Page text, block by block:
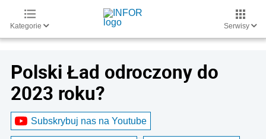
Kategorie Serwisy
Polski Ład odroczony do
2023 roku?
Subskrybuj nas na Youtube